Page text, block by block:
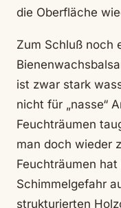
die Oberfläche
Zum Schluß noch
ist zwar stark
nicht für „nasse“
Feuchträumen
man doch wieder
Feuchträumen
Schimmelgefahr
strukturierten